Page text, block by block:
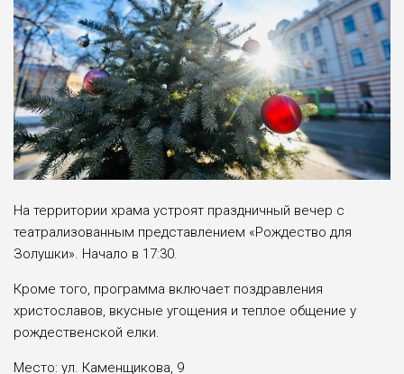
На территории храма устроят праздничный вечер с
театрализованным представлением «Рождество для
Золушки». Начало в 17:30.
Кроме того, программа включает поздравления
христославов, вкусные угощения и теплое общение у
рождественской елки.
Место: ул. Каменщикова, 9